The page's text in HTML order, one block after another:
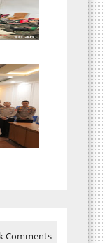
Comments